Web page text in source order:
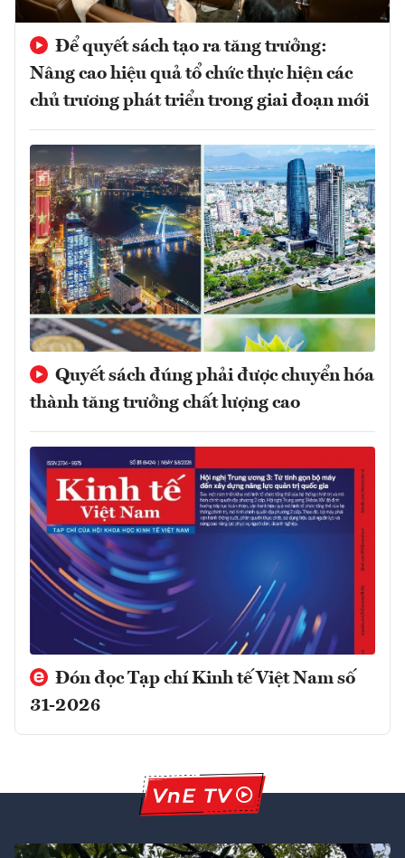
Để quyết sách tạo ra tăng trưởng:
Nâng cao hiệu quả tổ chức thực hiện các
chủ trương phát triển trong giai đoạn mới
Quyết sách đúng phải được chuyển hóa
thành tăng trưởng chất lượng cao
Đón đọc Tạp chí Kinh tế Việt Nam số
31-2026